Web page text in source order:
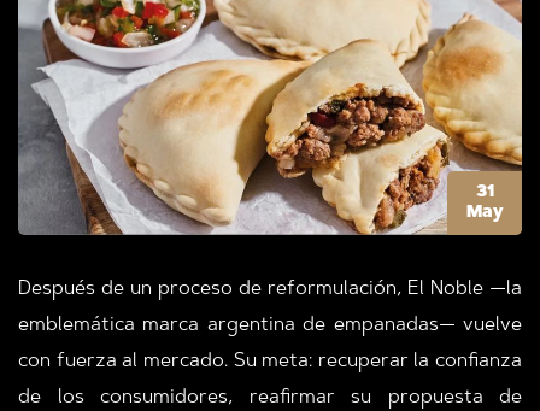
31
May
Después de un proceso de reformulación, El Noble —la
emblemática marca argentina de empanadas— vuelve
con fuerza al mercado. Su meta: recuperar la confianza
de los consumidores, reafirmar su propuesta de